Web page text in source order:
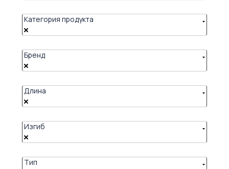
Категория продукта
Бренд
Длина
Изгиб
Тип